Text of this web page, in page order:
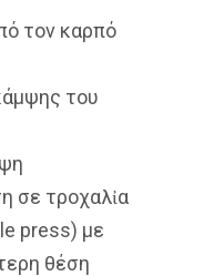
τον καρπό
του
σε τροχαλἰα
press) με
θέση